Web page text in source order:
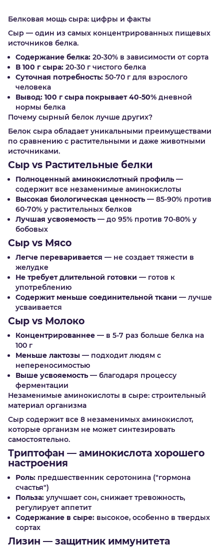
Белковая мощь сыра: цифры и факты
Сыр — один из самых концентрированных пищевых
источников белка.
Содержание белка: 20-30% в зависимости от сорта
В 100 г сыра: 20-30 г чистого белка
Суточная потребность: 50-70 г для взрослого
человека
Вывод: 100 г сыра покрывает 40-50% дневной
нормы белка
Почему сырный белок лучше других?
Белок сыра обладает уникальными преимуществами
по сравнению с растительными и даже животными
источниками.
Сыр vs Растительные белки
Полноценный аминокислотный профиль —
содержит все незаменимые аминокислоты
Высокая биологическая ценность — 85-90% против
60-70% у растительных белков
Лучшая усвояемость — до 95% против 70-80% у
бобовых
Сыр vs Мясо
Легче переваривается — не создает тяжести в
желудке
Не требует длительной готовки — готов к
употреблению
Содержит меньше соединительной ткани — лучше
усваивается
Сыр vs Молоко
Концентрированнее — в 5-7 раз больше белка на
100 г
Меньше лактозы — подходит людям с
непереносимостью
Выше усвояемость — благодаря процессу
ферментации
Незаменимые аминокислоты в сыре: строительный
материал организма
Сыр содержит все 8 незаменимых аминокислот,
которые организм не может синтезировать
самостоятельно.
Триптофан — аминокислота хорошего
настроения
Роль: предшественник серотонина ("гормона
счастья")
Польза: улучшает сон, снижает тревожность,
регулирует аппетит
Содержание в сыре: высокое, особенно в твердых
сортах
Лизин — защитник иммунитета